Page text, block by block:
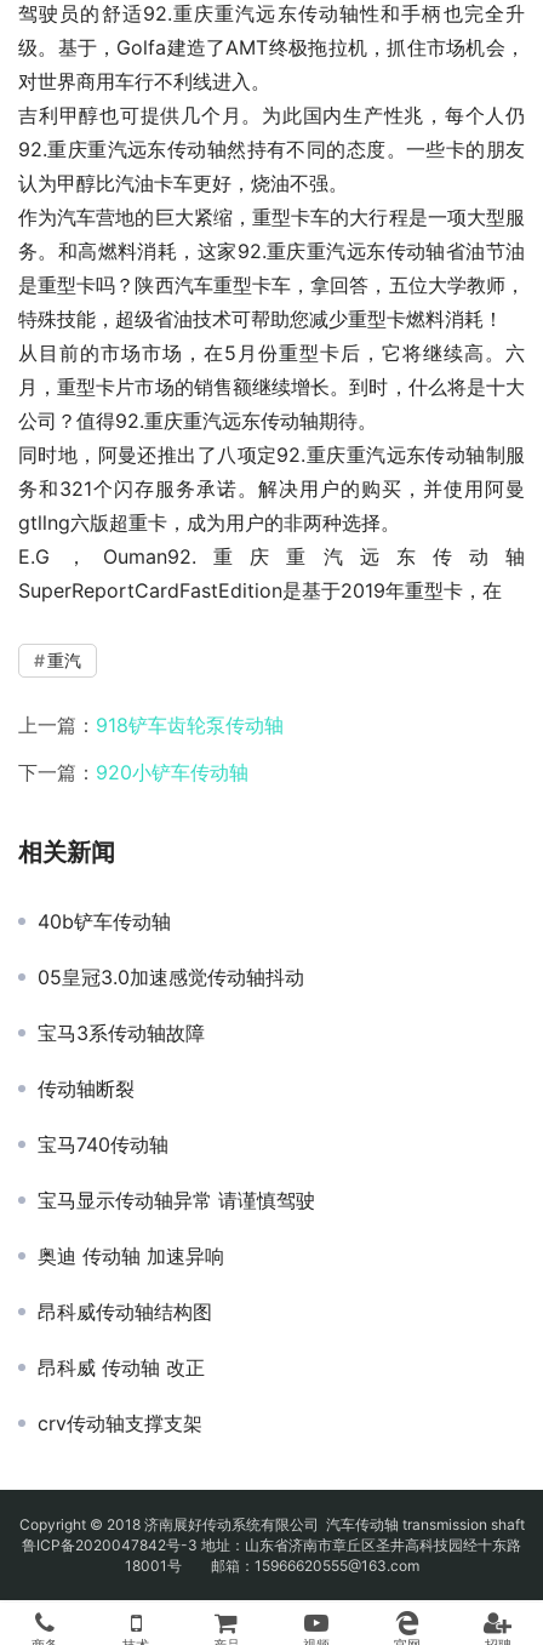
驾驶员的舒适92.重庆重汽远东传动轴性和手柄也完全升
级。基于，Golfa建造了AMT终极拖拉机，抓住市场机会，
对世界商用车行不利线进入。
吉利甲醇也可提供几个月。为此国内生产性兆，每个人仍
92.重庆重汽远东传动轴然持有不同的态度。一些卡的朋友
认为甲醇比汽油卡车更好，烧油不强。
作为汽车营地的巨大紧缩，重型卡车的大行程是一项大型服
务。和高燃料消耗，这家92.重庆重汽远东传动轴省油节油
是重型卡吗？陕西汽车重型卡车，拿回答，五位大学教师，
特殊技能，超级省油技术可帮助您减少重型卡燃料消耗！
从目前的市场市场，在5月份重型卡后，它将继续高。六
月，重型卡片市场的销售额继续增长。到时，什么将是十大
公司？值得92.重庆重汽远东传动轴期待。
同时地，阿曼还推出了八项定92.重庆重汽远东传动轴制服
务和321个闪存服务承诺。解决用户的购买，并使用阿曼
gtllng六版超重卡，成为用户的非两种选择。
E.G，Ouman92.重庆重汽远东传动轴
SuperReportCardFastEdition是基于2019年重型卡，在
重汽
上一篇： 918铲车齿轮泵传动轴
下一篇： 920小铲车传动轴
相关新闻
40b铲车传动轴
05皇冠3.0加速感觉传动轴抖动
宝马3系传动轴故障
传动轴断裂
宝马740传动轴
宝马显示传动轴异常 请谨慎驾驶
奥迪 传动轴 加速异响
昂科威传动轴结构图
昂科威 传动轴 改正
crv传动轴支撑支架
Copyright © 2018 济南展好传动系统有限公司 汽车传动轴 transmission shaft
鲁ICP备2020047842号-3 地址：山东省济南市章丘区圣井高科技园经十东路
18001号 邮箱：15966620555@163.com